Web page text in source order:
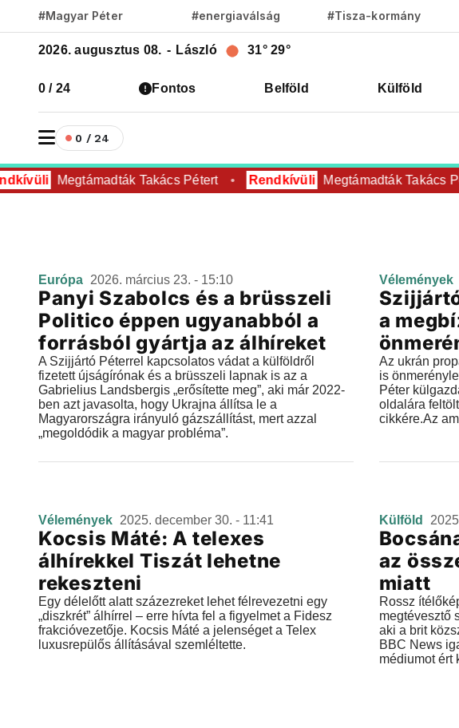
#Magyar Péter #energiaválság #Tisza-kormány
2026. augusztus 08. - László 31° 29°
0 / 24 Fontos Belföld Külföld
0 / 24
Megtámadták Takács Pétert Rendkívüli Megtámadták Takács
Európa 2026. március 23. - 15:10
Panyi Szabolcs és a brüsszeli
Politico éppen ugyanabból a
forrásból gyártja az álhíreket
A Szijjártó Péterrel kapcsolatos vádat a külföldről
fizetett újságírónak és a brüsszeli lapnak is az a
Gabrielius Landsbergis „erősítette meg”, aki már 2022-
ben azt javasolta, hogy Ukrajna állítsa le a
Magyarországra irányuló gázszállítást, mert azzal
„megoldódik a magyar probléma”.
Vélemények
a
Az ukrán
is
Péter
oldalára
cikkére.Az
Vélemények 2025. december 30. - 11:41
Kocsis Máté: A telexes
álhírekkel Tiszát lehetne
rekeszteni
Egy délelőtt alatt százezreket lehet félrevezetni egy
„diszkrét” álhírrel – erre hívta fel a figyelmet a Fidesz
frakcióvezetője. Kocsis Máté a jelenséget a Telex
luxusrepülős állításával szemléltette.
Külföld
az
miatt
Rossz
megtévesztő
aki a brit
BBC News
médiumot ért